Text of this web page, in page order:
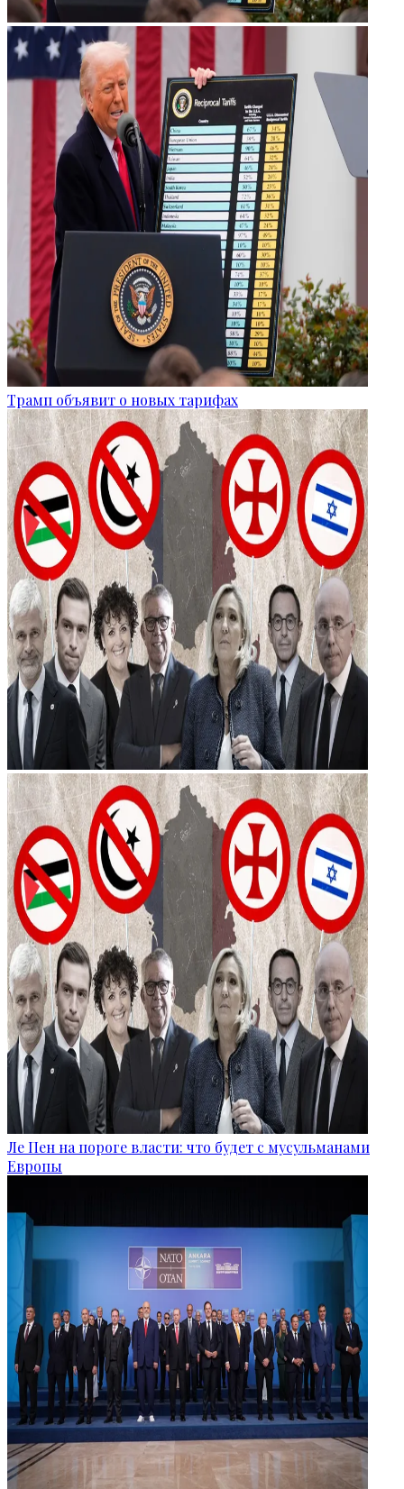
Трамп объявит о новых тарифах
Ле Пен на пороге власти: что будет с мусульманами
Европы